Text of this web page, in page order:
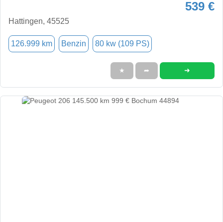
539 €
Hattingen, 45525
126.999 km Benzin 80 kw (109 PS)
★ ➦ ➜